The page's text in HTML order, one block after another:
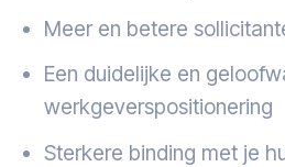
Meer en betere
Een duidelijke en
werkgeverspositionering
Sterkere binding met je